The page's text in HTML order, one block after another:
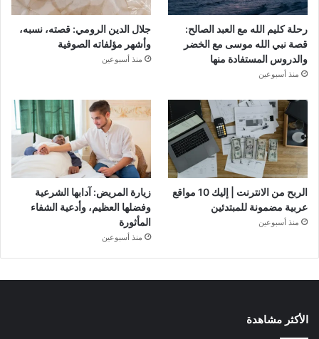
رحلة كليم الله مع العبد الصالح:
قصة نبي الله موسى مع الخضر
والدروس المستفادة منها
منذ أسبوعين
جلال الدين الرومي: قصته، نسبه،
وأشهر مؤلفاته الصوفية
منذ أسبوعين
الربح من الانترنت | إليك 10 مواقع
عربية مضمونة للمبتدئين
منذ أسبوعين
زيارة المريض: آدابها الشرعية
وفضلها العظيم، وأدعية الشفاء
المأثورة
منذ أسبوعين
الأكثر مشاهدة